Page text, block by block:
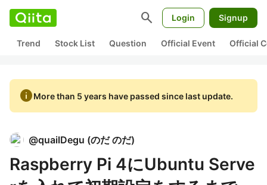
search Login Signup
Trend Stock List Question Official Event Official
infoMore than 5 years have passed since last update.
@quailDegu (のだ のだ)
Raspberry Pi 4にUbuntu Serve